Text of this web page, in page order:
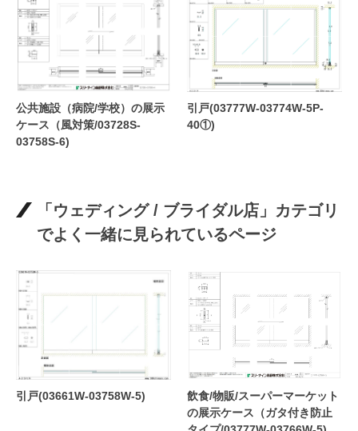
公共施設（病院/学校）の展示
ケース（風対策/03728S-
03758S-6)
引戸(03777W-03774W-5P-
40①)
「ウェディング / ブライダル店」カテゴリ
でよく一緒に見られているページ
引戸(03661W-03758W-5)
飲食/物販/スーパーマーケット
の展示ケース（ガタ付き防止